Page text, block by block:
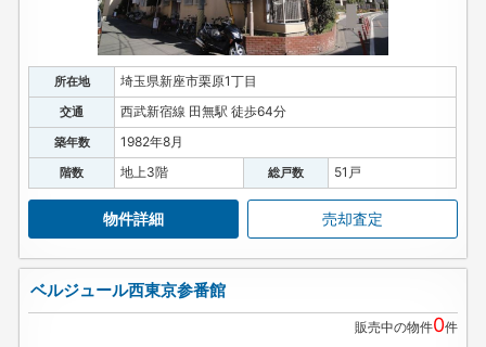
所在地 埼玉県新座市栗原1丁目
交通 西武新宿線 田無駅 徒歩64分
築年数 1982年8月
階数 地上3階 総戸数 51戸
物件詳細 売却査定
ベルジュール西東京参番館
販売中の物件0件